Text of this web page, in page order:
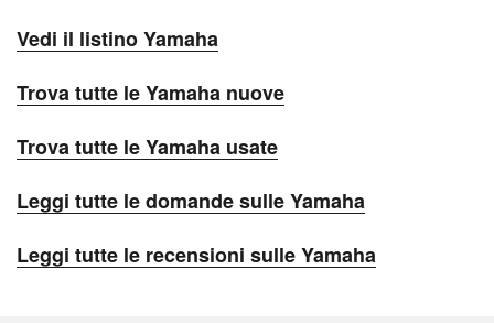
Vedi il listino Yamaha
Trova tutte le Yamaha nuove
Trova tutte le Yamaha usate
Leggi tutte le domande sulle Yamaha
Leggi tutte le recensioni sulle Yamaha